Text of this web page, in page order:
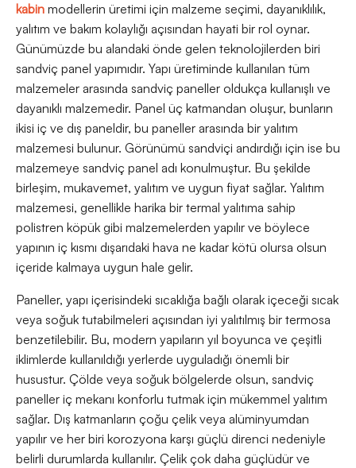
kabin modellerin üretimi için malzeme seçimi, dayanıklılık,
yalıtım ve bakım kolaylığı açısından hayati bir rol oynar.
Günümüzde bu alandaki önde gelen teknolojilerden biri
sandviç panel yapımıdır. Yapı üretiminde kullanılan tüm
malzemeler arasında sandviç paneller oldukça kullanışlı ve
dayanıklı malzemedir. Panel üç katmandan oluşur, bunların
ikisi iç ve dış paneldir, bu paneller arasında bir yalıtım
malzemesi bulunur. Görünümü sandviçi andırdığı için ise bu
malzemeye sandviç panel adı konulmuştur. Bu şekilde
birleşim, mukavemet, yalıtım ve uygun fiyat sağlar. Yalıtım
malzemesi, genellikle harika bir termal yalıtıma sahip
polistren köpük gibi malzemelerden yapılır ve böylece
yapının iç kısmı dışarıdaki hava ne kadar kötü olursa olsun
içeride kalmaya uygun hale gelir.
Paneller, yapı içerisindeki sıcaklığa bağlı olarak içeceği sıcak
veya soğuk tutabilmeleri açısından iyi yalıtılmış bir termosa
benzetilebilir. Bu, modern yapıların yıl boyunca ve çeşitli
iklimlerde kullanıldığı yerlerde uyguladığı önemli bir
husustur. Çölde veya soğuk bölgelerde olsun, sandviç
paneller iç mekanı konforlu tutmak için mükemmel yalıtım
sağlar. Dış katmanların çoğu çelik veya alüminyumdan
yapılır ve her biri korozyona karşı güçlü direnci nedeniyle
belirli durumlarda kullanılır. Çelik çok daha güçlüdür ve